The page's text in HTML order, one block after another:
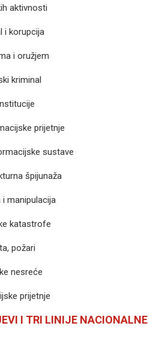
aktivnosti
i korupcija
i oružjem
kriminal
prijetnje
sustave
špijunaža
i manipulacija
katastrofe
požari
nesreće
prijetnje
I TRI LINIJE NACIONALNE